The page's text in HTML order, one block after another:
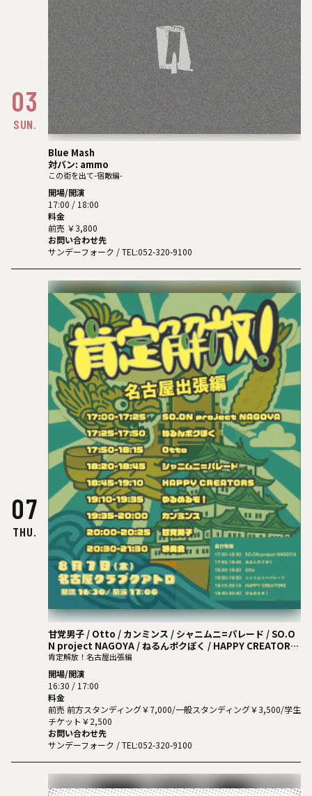
03
SUN.
Blue Mash
対バン: ammo
この街を出て-宿敵編-
開場/開演
17:00 / 18:00
料金
前売 ￥3,800
お問い合わせ先
サンデーフォーク / TEL:052-320-9100
07
THU.
甘党男子 / Otto / カンミンス / シャニムニ=パレード / SO.O
N project NAGOYA / ねるんポクぽく / HAPPY CREATORS
/ ゆるめるモ！
肯定解放！名古屋出張編
開場/開演
16:30 / 17:00
料金
前売 前方スタンディング￥7,000/一般スタンディング￥3,500/学生
チケット￥2,500
お問い合わせ先
サンデーフォーク / TEL:052-320-9100